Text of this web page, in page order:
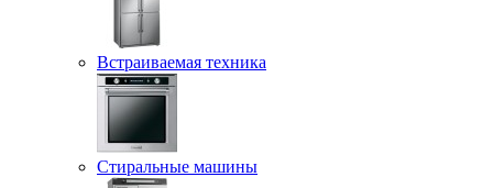
Встраиваемая техника
Стиральные машины